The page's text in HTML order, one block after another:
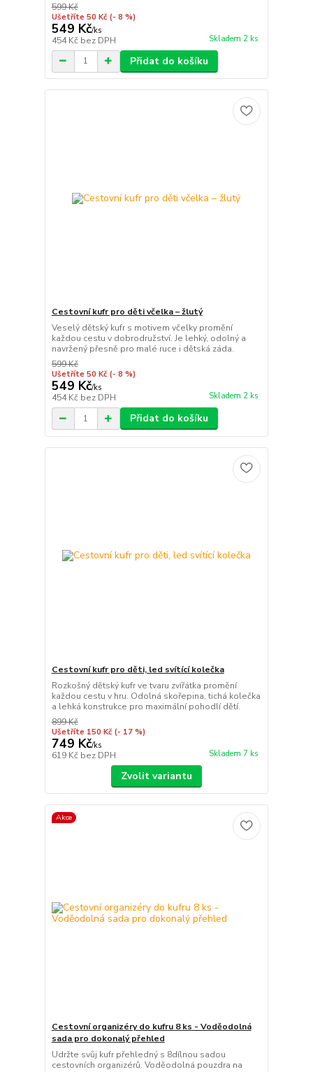
599 Kč
Ušetříte 50 Kč (- 8 %)
549 Kč/ks
454 Kč bez DPH Skladem 2 ks
Přidat do košíku
Cestovní kufr pro děti včelka – žlutý
Veselý dětský kufr s motivem včelky promění
každou cestu v dobrodružství. Je lehký, odolný a
navržený přesně pro malé ruce i dětská záda.
599 Kč
Ušetříte 50 Kč (- 8 %)
549 Kč/ks
454 Kč bez DPH Skladem 2 ks
Přidat do košíku
Cestovní kufr pro děti, led svítící kolečka
Rozkošný dětský kufr ve tvaru zvířátka promění
každou cestu v hru. Odolná skořepina, tichá kolečka
a lehká konstrukce pro maximální pohodlí dětí.
899 Kč
Ušetříte 150 Kč (- 17 %)
749 Kč/ks
619 Kč bez DPH Skladem 7 ks
Zvolit variantu
Akce
Cestovní organizéry do kufru 8 ks - Voděodolná
sada pro dokonalý přehled
Udržte svůj kufr přehledný s 8dílnou sadou
cestovních organizérů. Voděodolná pouzdra na